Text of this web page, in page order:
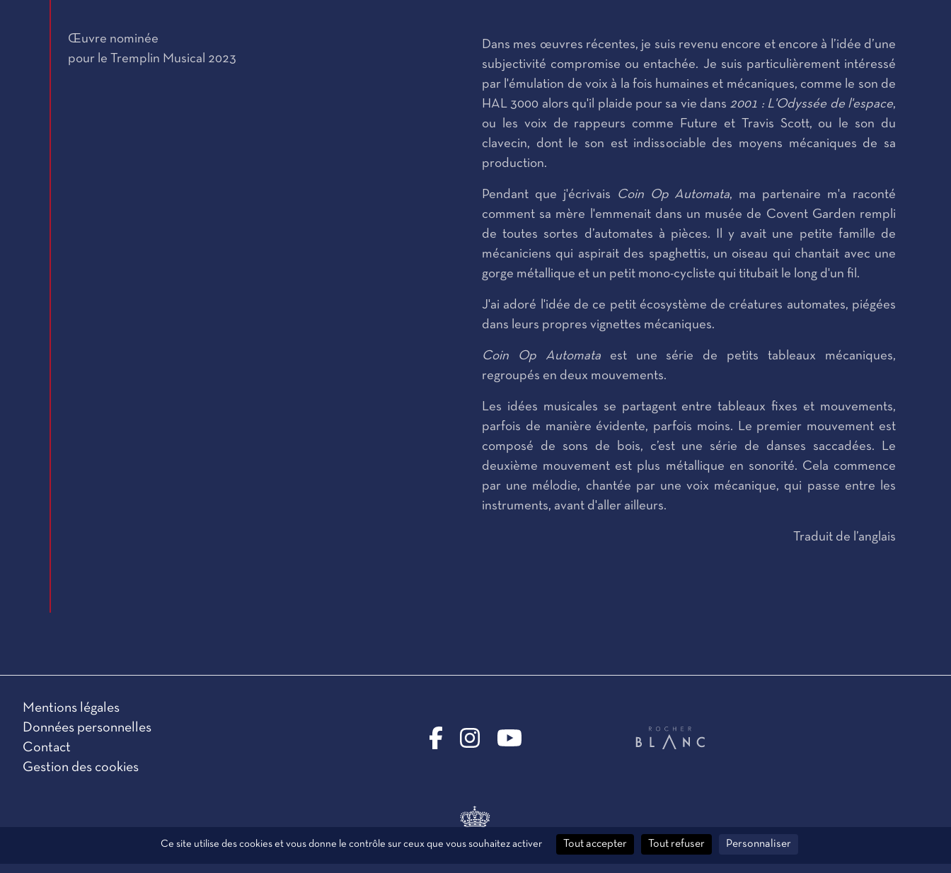
Œuvre nominée
pour le Tremplin Musical 2023
Dans mes œuvres récentes, je suis revenu encore et encore à l’idée d’une
subjectivité compromise ou entachée. Je suis particulièrement intéressé
par l'émulation de voix à la fois humaines et mécaniques, comme le son de
HAL 3000 alors qu'il plaide pour sa vie dans 2001 : L'Odyssée de l'espace,
ou les voix de rappeurs comme Future et Travis Scott, ou le son du
clavecin, dont le son est indissociable des moyens mécaniques de sa
production.
Pendant que j'écrivais Coin Op Automata, ma partenaire m'a raconté
comment sa mère l'emmenait dans un musée de Covent Garden rempli
de toutes sortes d’automates à pièces. Il y avait une petite famille de
mécaniciens qui aspirait des spaghettis, un oiseau qui chantait avec une
gorge métallique et un petit mono-cycliste qui titubait le long d'un fil.
J'ai adoré l'idée de ce petit écosystème de créatures automates, piégées
dans leurs propres vignettes mécaniques.
Coin Op Automataest une série de petits tableaux mécaniques,
regroupés en deux mouvements.
Les idées musicales se partagent entre tableaux fixes et mouvements,
parfois de manière évidente, parfois moins. Le premier mouvement est
composé de sons de bois, c’est une série de danses saccadées. Le
deuxième mouvement est plus métallique en sonorité. Cela commence
par une mélodie, chantée par une voix mécanique, qui passe entre les
instruments, avant d'aller ailleurs.
Traduit de l’anglais
Mentions légales
Données personnelles
Contact
Gestion des cookies
Ce site utilise des cookies et vous donne le contrôle sur ceux que vous souhaitez activer Tout accepter Tout refuser Personnaliser